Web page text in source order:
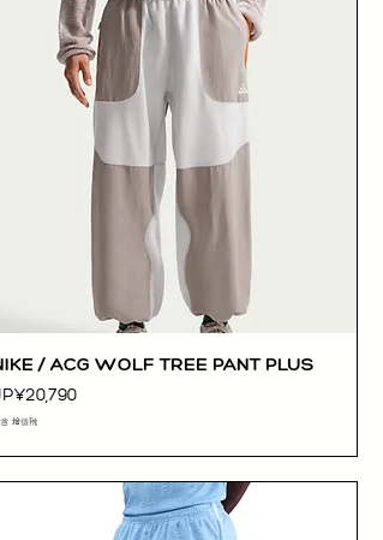
快速瀏覽
/ ACG WOLF TREE PANT PLUS
格
含 增值税